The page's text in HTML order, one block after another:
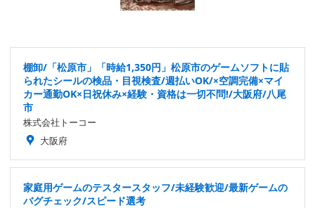
棚卸/「松原市」「時給1,350円」松原市のゲームソフトに貼
られたシールの検品・目視検査/週払いOK/×空調完備×マイ
カー通勤OK×日祝休み×経験・資格は一切不問!/大阪府/八尾
市
株式会社トーコー
大阪府
家庭用ゲームのテスタースタッフ/未経験歓迎/最新ゲームの
バグチェック/スピード選考